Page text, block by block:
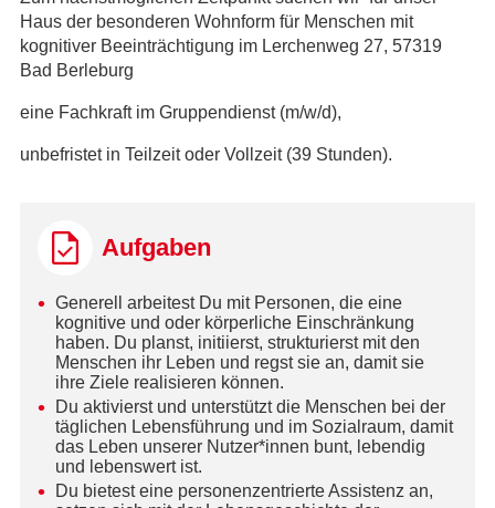
Haus der besonderen Wohnform für Menschen mit
kognitiver Beeinträchtigung im Lerchenweg 27, 57319
Bad Berleburg
eine Fachkraft im Gruppendienst (m/w/d),
unbefristet in Teilzeit oder Vollzeit (39 Stunden).
Aufgaben
Generell arbeitest Du mit Personen, die eine
kognitive und oder körperliche Einschränkung
haben. Du planst, initiierst, strukturierst mit den
Menschen ihr Leben und regst sie an, damit sie
ihre Ziele realisieren können.
Du aktivierst und unterstützt die Menschen bei der
täglichen Lebensführung und im Sozialraum, damit
das Leben unserer Nutzer*innen bunt, lebendig
und lebenswert ist.
Du bietest eine personenzentrierte Assistenz an,